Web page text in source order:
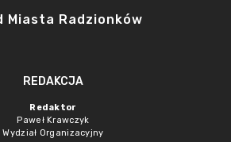
Miasta Radzionków
REDAKCJA
Redaktor
Paweł Krawczyk
Wydział Organizacyjny